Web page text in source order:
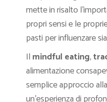
mette in risalto
propri sensi e le
pasti per influenzare
Il mindful eating,
alimentazione
semplice approccio